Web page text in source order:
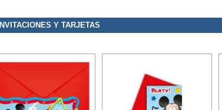
INVITACIONES Y TARJETAS